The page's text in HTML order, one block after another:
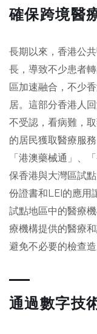
確保跨境醫
長期以來，香港公
長，導致不少患者
區加速融合，不少
居。這部分香港人
不受認，看病難，
的居民獲取醫療服
「港澳藥械通」、
保香港與大灣區試
份證書和LEI的應用
試點地區中的醫療
療機構提供的醫療
避免不必要的檢查造
通過數字技